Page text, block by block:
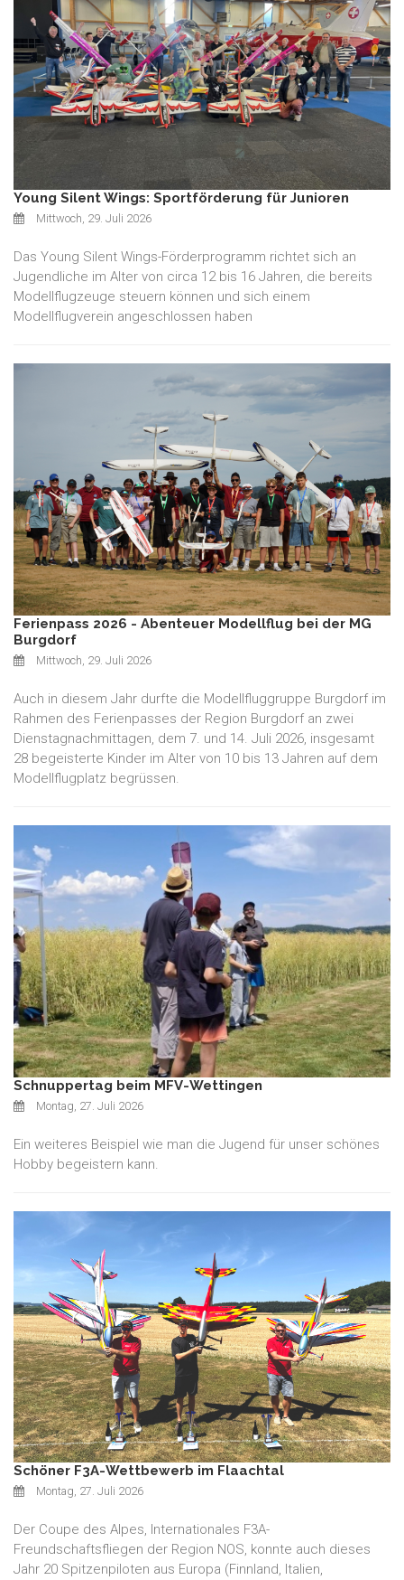
Young Silent Wings: Sportförderung für Junioren
Mittwoch, 29. Juli 2026
Das Young Silent Wings-Förderprogramm richtet sich an
Jugendliche im Alter von circa 12 bis 16 Jahren, die bereits
Modellflugzeuge steuern können und sich einem
Modellflugverein angeschlossen haben
Ferienpass 2026 - Abenteuer Modellflug bei der MG
Burgdorf
Mittwoch, 29. Juli 2026
Auch in diesem Jahr durfte die Modellfluggruppe Burgdorf im
Rahmen des Ferienpasses der Region Burgdorf an zwei
Dienstagnachmittagen, dem 7. und 14. Juli 2026, insgesamt
28 begeisterte Kinder im Alter von 10 bis 13 Jahren auf dem
Modellflugplatz begrüssen.
Schnuppertag beim MFV-Wettingen
Montag, 27. Juli 2026
Ein weiteres Beispiel wie man die Jugend für unser schönes
Hobby begeistern kann.
Schöner F3A-Wettbewerb im Flaachtal
Montag, 27. Juli 2026
Der Coupe des Alpes, Internationales F3A-
Freundschaftsfliegen der Region NOS, konnte auch dieses
Jahr 20 Spitzenpiloten aus Europa (Finnland, Italien,